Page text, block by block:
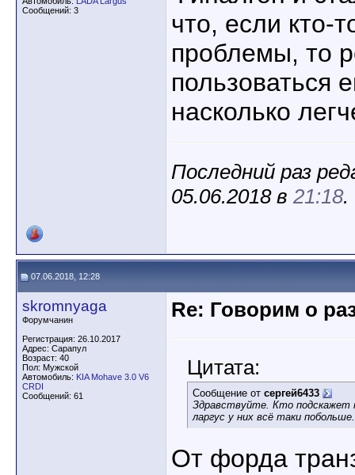
Сообщений: 3
что, если кто-
проблемы, то
пользоваться
насколько
Последний раз
05.06.2018 в 21:18.
07.06.2018, 12:28
skromnyaga
Форумчанин
Регистрация: 26.10.2017
Адрес: Сарапул
Возраст: 40
Пол: Мужской
Автомобиль: KIA Mohave 3.0 V6
CRDI
Сообщений: 61
Re: Говорим о
Цитата:
Сообщение от сергей6433
Здравствуйте. Кто подскажет
ларгус у них всё таки
От форда